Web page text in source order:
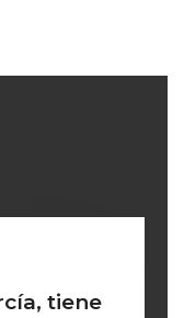
tiene